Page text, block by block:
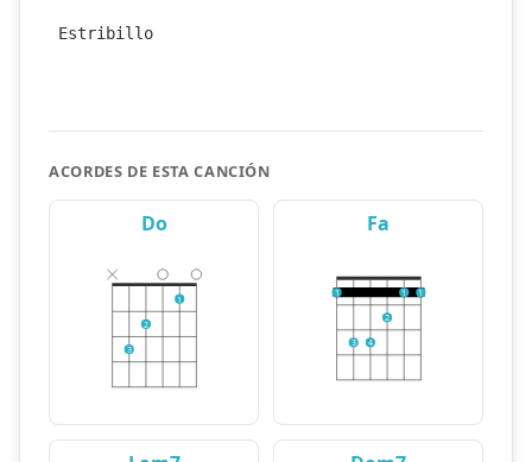
Estribillo
ACORDES DE ESTA CANCIÓN
Do
3
2
1
Fa
1
3 4
2
1 1